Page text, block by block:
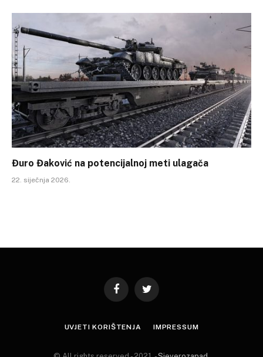
Đuro Đaković na potencijalnoj meti ulagača
22. siječnja 2026.
FacebookTwitter
UVJETI KORIŠTENJA IMPRESSUM